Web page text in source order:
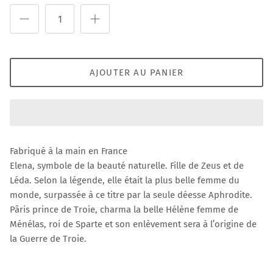
AJOUTER AU PANIER
Fabriqué à la main en France
Elena, symbole de la beauté naturelle. Fille de Zeus et de
Léda. Selon la légende, elle était la plus belle femme du
monde, surpassée à ce titre par la seule déesse Aphrodite.
Pâris prince de Troie, charma la belle Hélène femme de
Ménélas, roi de Sparte et son enlèvement sera à l’origine de
la Guerre de Troie.